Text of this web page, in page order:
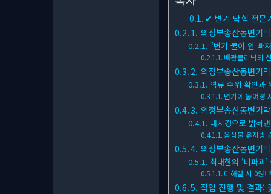
✔ 변기 막힘 전문
1. 의정부송산동변기
“변기 물이 안 빠
배관클리닉의
2. 의정부송산동변기
역류 수위 확인과
변기에 뚫어뻥
3. 의정부송산동변기
내시경으로 밝혀
음식물 유지방
4. 의정부송산동변기
최대한의 ‘비파괴
미해결 시 0원!
5. 작업 진행 및 결과: